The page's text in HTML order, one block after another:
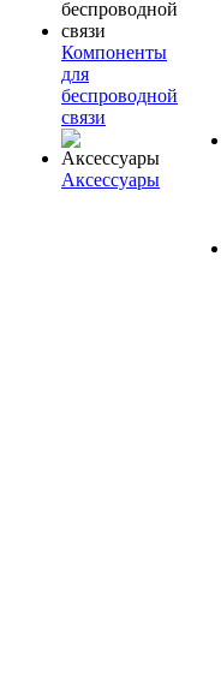
Компоненты
для
беспроводной
связи
Аксессуары